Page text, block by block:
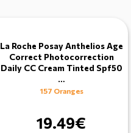
La Roche Posay Anthelios Age
Correct Photocorrection
Daily CC Cream Tinted Spf50
…
157 Oranges
19.49€